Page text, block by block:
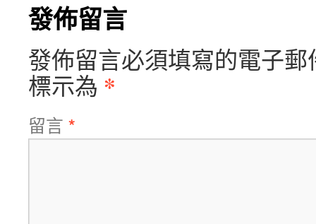
發佈留言
發佈留言必須填寫的電子
標示為 *
留言 *